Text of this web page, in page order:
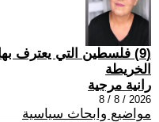
(9) فلسطين التي يعترف
الخريطة
رانية مرجية
2026 / 8 / 8
مواضيع وابحاث سياسية